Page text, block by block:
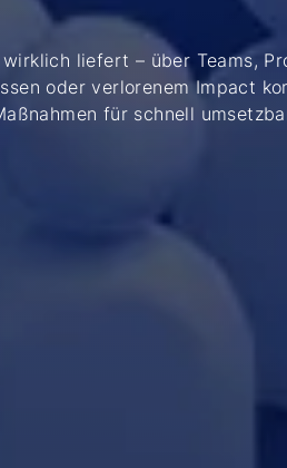
liefert – über Teams,
oder verlorenem Impact
für schnell